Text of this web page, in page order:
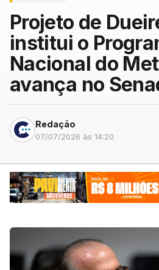
Projeto de
institui o
Nacional do
avança no
Redação
07/07/2026 às 14:20